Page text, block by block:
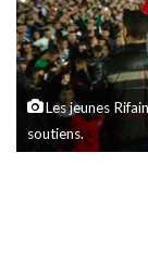
Les jeunes
soutiens.